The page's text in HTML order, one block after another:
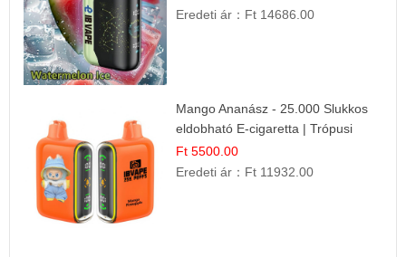
Eredeti ár： Ft 14686.00
Mango Ananász - 25.000 Slukkos
eldobható E-cigaretta | Trópusi
Ízélmény
Ft 5500.00
Eredeti ár： Ft 11932.00